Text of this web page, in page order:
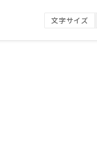
文字サイズ